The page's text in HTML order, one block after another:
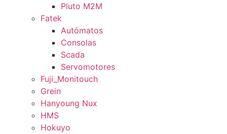
Pluto M2M
Fatek
Autómatos
Consolas
Scada
Servomotores
Fuji_Monitouch
Grein
Hanyoung Nux
HMS
Hokuyo